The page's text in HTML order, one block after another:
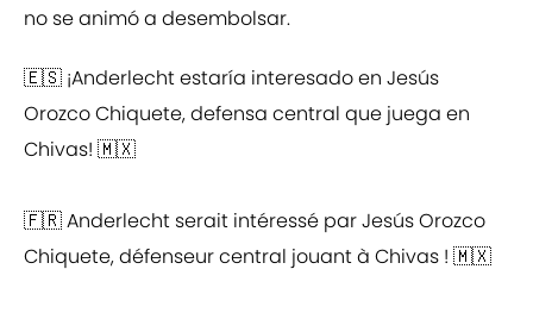
no se animó a desembolsar.
🇪🇸 ¡Anderlecht estaría interesado en Jesús
Orozco Chiquete, defensa central que juega en
Chivas! 🇲🇽
🇫🇷 Anderlecht serait intéressé par Jesús Orozco
Chiquete, défenseur central jouant à Chivas ! 🇲🇽